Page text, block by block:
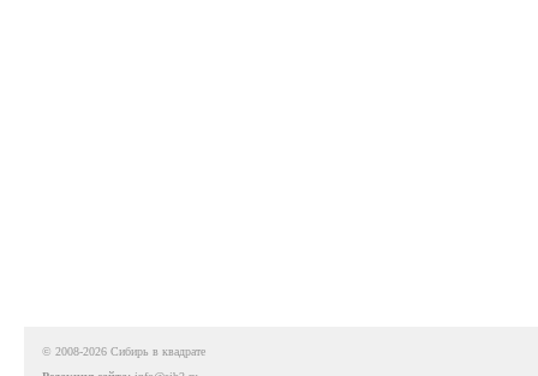
© 2008-2026 Сибирь в квадрате